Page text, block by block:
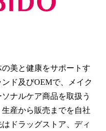
美と健康をサポートす
ド及びOEMで、メイク
ナルケア商品を取扱う
産から販売までを自社
ドラッグストア、ディ